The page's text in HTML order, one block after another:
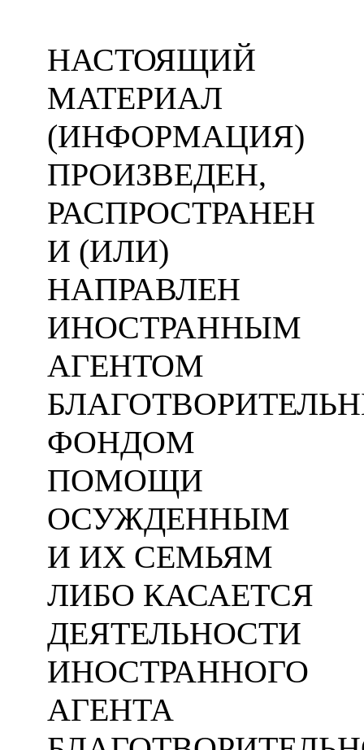
НАСТОЯЩИЙ
МАТЕРИАЛ
(ИНФОРМАЦИЯ)
ПРОИЗВЕДЕН,
РАСПРОСТРАНЕН
И (ИЛИ)
НАПРАВЛЕН
ИНОСТРАННЫМ
АГЕНТОМ
ФОНДОМ
ПОМОЩИ
ОСУЖДЕННЫМ
И ИХ СЕМЬЯМ
ЛИБО КАСАЕТСЯ
ДЕЯТЕЛЬНОСТИ
ИНОСТРАННОГО
АГЕНТА